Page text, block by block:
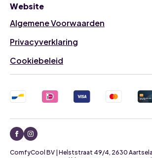
Website
Algemene Voorwaarden
Privacyverklaring
Cookiebeleid
ComfyCool BV | Helststraat 49/4, 2630